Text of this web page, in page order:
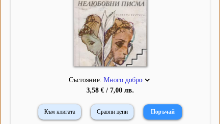
Състояние: Много добро
3,58 € / 7,00 лв.
Към книгата Сравни цени